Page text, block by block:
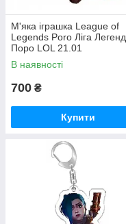
М'яка іграшка League of
Legends Poro Ліга Легенд
Поро LOL 21.01
В наявності
700 ₴
Купити